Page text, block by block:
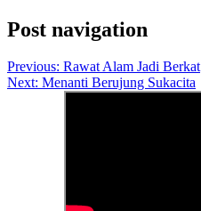
Post navigation
Previous: Rawat Alam Jadi Berkat
Next: Menanti Berujung Sukacita